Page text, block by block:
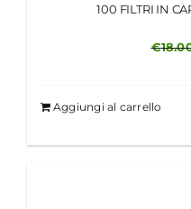
100 FILTRI IN
€
Aggiungi al carrello